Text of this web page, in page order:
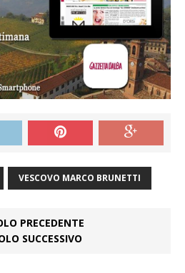
VESCOVO MARCO BRUNETTI
PRECEDENTE
SUCCESSIVO